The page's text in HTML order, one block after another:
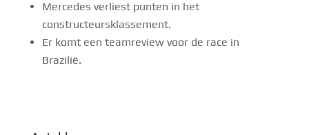
Mercedes verliest punten in het
constructeursklassement.
Er komt een teamreview voor de race in
Brazilië.